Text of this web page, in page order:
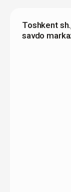
Toshkent
savdo